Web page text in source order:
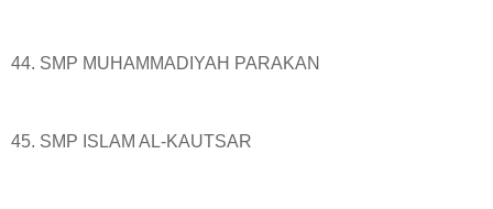
44. SMP MUHAMMADIYAH PARAKAN
45. SMP ISLAM AL-KAUTSAR